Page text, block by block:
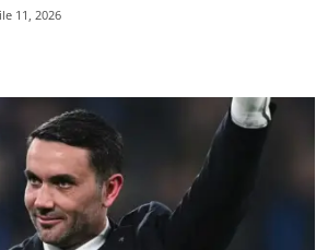
11, 2026